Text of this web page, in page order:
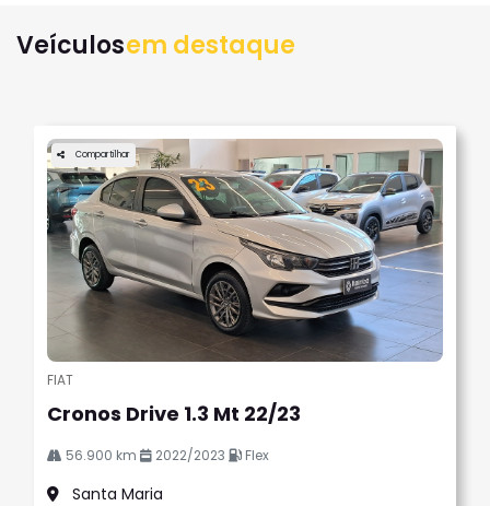
Veículosem destaque
Compartilhar
FIAT
Cronos Drive 1.3 Mt 22/23
56.900 km 2022/2023 Flex
Santa Maria